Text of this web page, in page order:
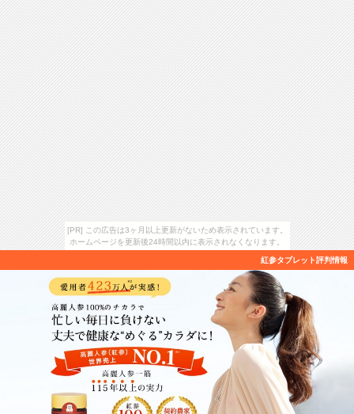
[PR] この広告は3ヶ月以上更新がないため表示されています。
ホームページを更新後24時間以内に表示されなくなります。
紅参タブレット評判情報